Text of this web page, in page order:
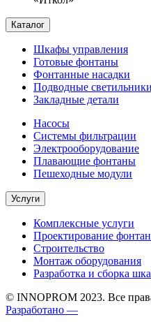
Каталог
Шкафы управления
Готовые фонтаны
Фонтанные насадки
Подводные светильники
Закладные детали
Насосы
Системы фильтрации
Электрооборудование
Плавающие фонтаны
Пешеходные модули
Услуги
Комплексные услуги
Проектирование
Строительство
Монтаж оборудования
Разработка и сборка
© INNOPROM 2023. Все
Разработано —